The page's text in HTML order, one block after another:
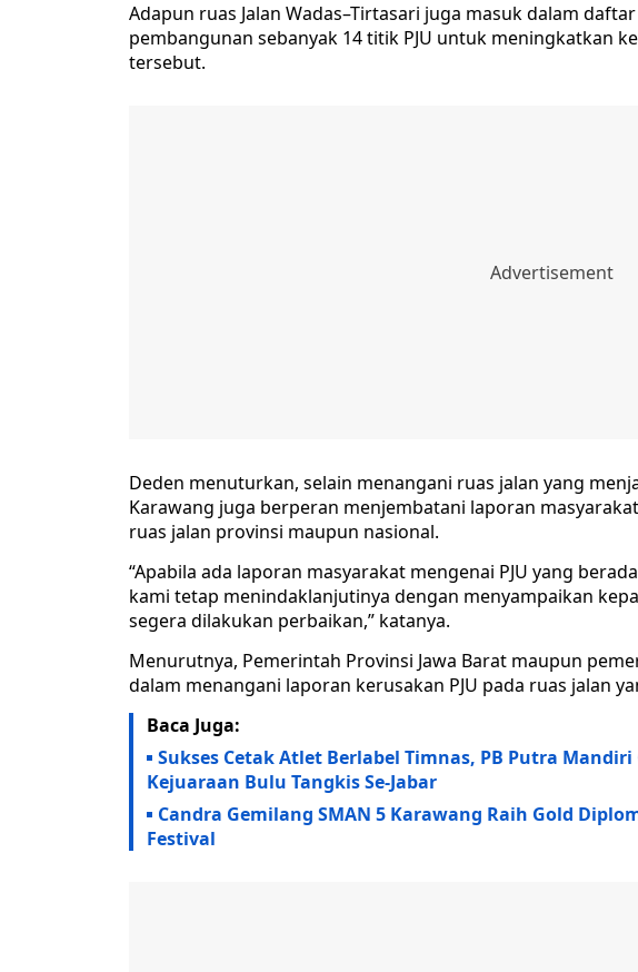
Adapun ruas Jalan Wadas–Tirtasari juga masuk dalam
pembangunan sebanyak 14 titik PJU untuk meningkatkan
tersebut.
Deden menuturkan, selain menangani ruas jalan yang
Karawang juga berperan menjembatani laporan
ruas jalan provinsi maupun nasional.
“Apabila ada laporan masyarakat mengenai PJU yang
kami tetap menindaklanjutinya dengan menyampaikan
segera dilakukan perbaikan,” katanya.
Menurutnya, Pemerintah Provinsi Jawa Barat maupun
dalam menangani laporan kerusakan PJU pada ruas jalan
Baca Juga:
Sukses Cetak Atlet Berlabel Timnas, PB Putra
Kejuaraan Bulu Tangkis Se-Jabar
Candra Gemilang SMAN 5 Karawang Raih Gold
Festival